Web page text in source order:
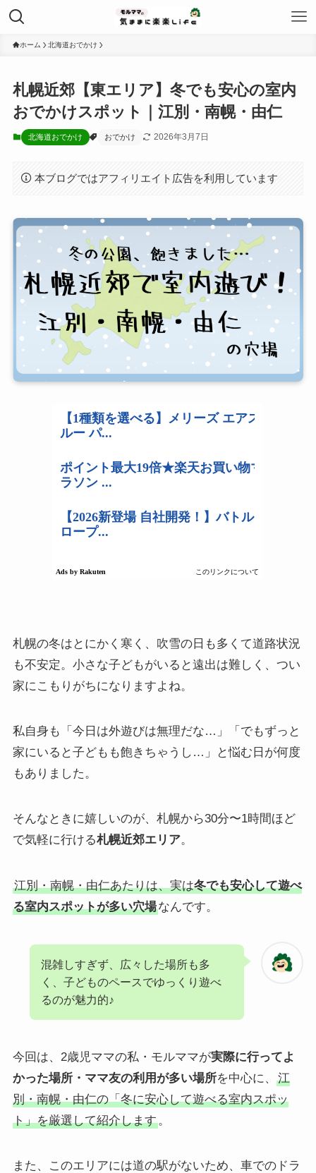
ホーム 北海道おでかけ
札幌近郊【東エリア】冬でも安心の室内
おでかけスポット｜江別・南幌・由仁
北海道おでかけ おでかけ 2026年3月7日
本ブログではアフィリエイト広告を利用しています
札幌の冬はとにかく寒く、吹雪の日も多くて道路状況
も不安定。小さな子どもがいると遠出は難しく、つい
家にこもりがちになりますよね。
私自身も「今日は外遊びは無理だな…」「でもずっと
家にいると子どもも飽きちゃうし…」と悩む日が何度
もありました。
そんなときに嬉しいのが、札幌から30分〜1時間ほど
で気軽に行ける札幌近郊エリア。
江別・南幌・由仁あたりは、実は冬でも安心して遊べ
る室内スポットが多い穴場なんです。
混雑しすぎず、広々した場所も多
く、子どものペースでゆっくり遊べ
るのが魅力的♪
今回は、2歳児ママの私・モルママが実際に行ってよ
かった場所・ママ友の利用が多い場所を中心に、
江
別・南幌・由仁の「冬に安心して遊べる室内スポッ
ト」を厳選して紹介します。
また、このエリアには道の駅がないため、車でのドラ